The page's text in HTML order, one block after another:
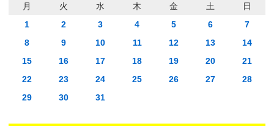
月 火 水 木 金 土
日
1
2 3 4 5 6
7
8
9 10 11 12 13
14
15
16 17 18 19 20
21
22
23 24 25 26 27
28
29
30 31